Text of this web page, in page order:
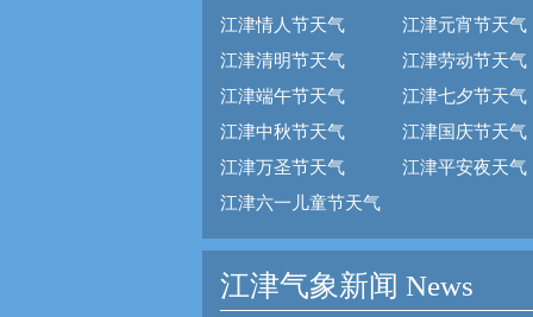
江津情人节天气
江津元宵节天气
江津清明节天气
江津劳动节天气
江津端午节天气
江津七夕节天气
江津中秋节天气
江津国庆节天气
江津万圣节天气
江津平安夜天气
江津六一儿童节天气
江津气象新闻 News